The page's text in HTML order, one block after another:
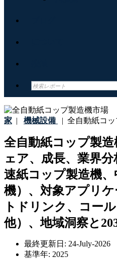
家 | 機械設備 | 全自動紙コ
全自動紙コップ製
ェア、成長、業界
速紙コップ製造機
機）、対象アプリ
トドリンク、コー
他）、地域洞察と
最終更新日: 24-July-2026
基準年: 2025